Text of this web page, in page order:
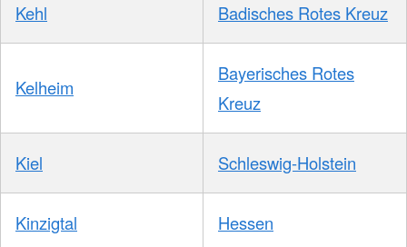
Kehl Badisches Rotes Kreuz
Kelheim
Bayerisches Rotes
Kreuz
Kiel Schleswig-Holstein
Kinzigtal Hessen